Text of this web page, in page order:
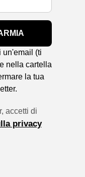
un'email (ti
nella cartella
la tua
accetti di
privacy